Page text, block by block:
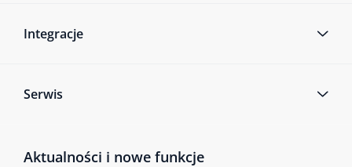
Integracje
Serwis
Aktualności i nowe funkcje